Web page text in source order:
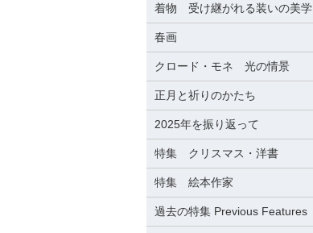
着物 受け継がれる装いの美学
春画
クロード・モネ 光の情景
正月と祈りのかたち
2025年を振り返って
特集 クリスマス・洋書
特集 絵本作家
過去の特集 Previous Features